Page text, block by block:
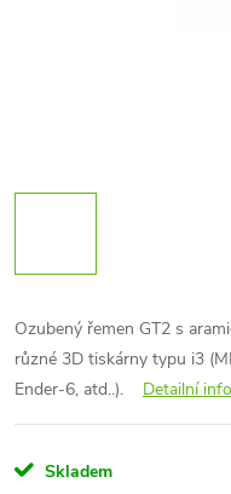
Ozubený řemen GT2 s
různé 3D tiskárny typu i3
Ender-6, atd..).
Detailní
Skladem